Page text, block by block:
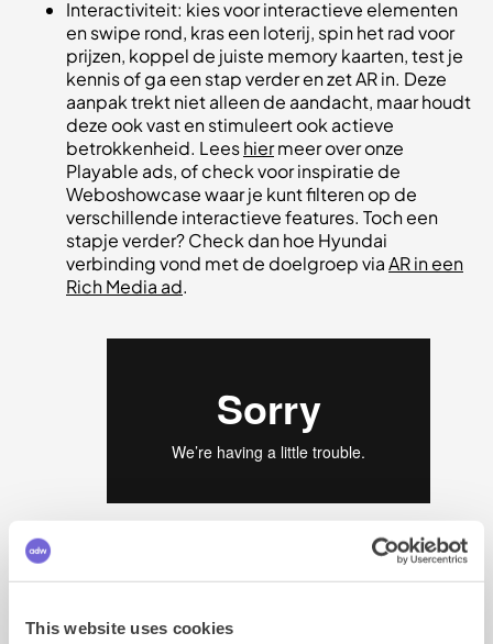
This website uses cookies
Interactiviteit: kies voor interactieve elementen
en swipe rond, kras een loterij, spin het rad voor
prijzen, koppel de juiste memory kaarten, test je
kennis of ga een stap verder en zet AR in. Deze
aanpak trekt niet alleen de aandacht, maar houdt
deze ook vast en stimuleert ook actieve
betrokkenheid. Leeshiermeer over onze
Playable ads, of check voor inspiratie de
Weboshowcase waar je kunt filteren op de
verschillende interactieve features. Toch een
stapje verder? Check dan hoe Hyundai
verbinding vond met de doelgroep viaAR in een
Rich Media ad.
2. MoFu – Middle of the Funnel:
consideration fase
awareness en meer over het vergroten van de